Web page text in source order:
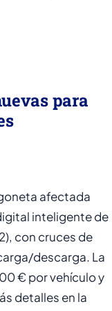
para
afectada
inteligente de
con cruces de
descarga. La
€ por vehículo y
detalles en la